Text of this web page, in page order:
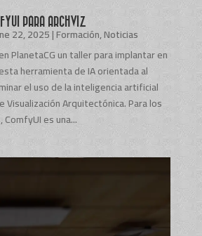
PARA ARCHVIZ
22, 2025|Formación,Noticias
PlanetaCG un taller para implantar en
herramienta de IA orientada al
el uso de la inteligencia artificial
Visualización Arquitectónica. Para los
es una...